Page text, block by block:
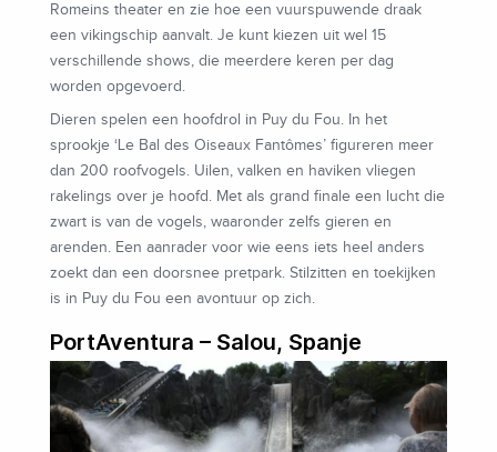
Romeins theater en zie hoe een vuurspuwende draak
een vikingschip aanvalt. Je kunt kiezen uit wel 15
verschillende shows, die meerdere keren per dag
worden opgevoerd.
Dieren spelen een hoofdrol in Puy du Fou. In het
sprookje ‘Le Bal des Oiseaux Fantômes’ figureren meer
dan 200 roofvogels. Uilen, valken en haviken vliegen
rakelings over je hoofd. Met als grand finale een lucht die
zwart is van de vogels, waaronder zelfs gieren en
arenden. Een aanrader voor wie eens iets heel anders
zoekt dan een doorsnee pretpark. Stilzitten en toekijken
is in Puy du Fou een avontuur op zich.
PortAventura – Salou, Spanje